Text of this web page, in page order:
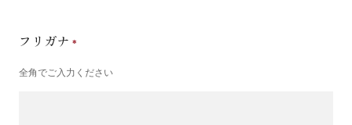
フリガナ
全角でご入力ください